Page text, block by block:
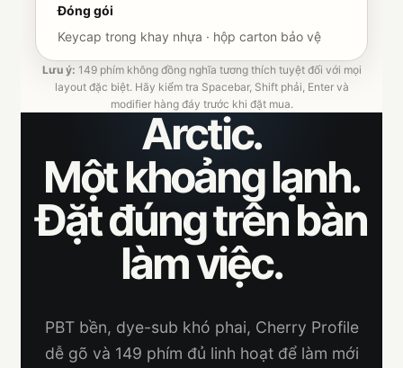
Đóng gói
Keycap trong khay nhựa · hộp carton bảo vệ
Lưu ý: 149 phím không đồng nghĩa tương thích tuyệt đối với mọi
layout đặc biệt. Hãy kiểm tra Spacebar, Shift phải, Enter và
modifier hàng đáy trước khi đặt mua.
Arctic.
Một khoảng lạnh.
Đặt đúng trên bàn
làm việc.
PBT bền, dye-sub khó phai, Cherry Profile
dễ gõ và 149 phím đủ linh hoạt để làm mới